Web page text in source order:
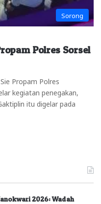
Sorong
Polres Sorsel
Propam Polres
kegiatan penegakan,
itu digelar pada
2026: Wadah